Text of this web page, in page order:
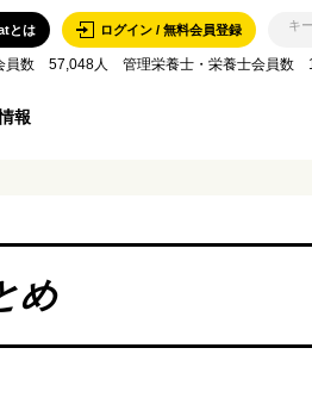
ログイン / 無料会員登録
とは
員数 57,048人 管理栄養士・栄養士会員
報
め